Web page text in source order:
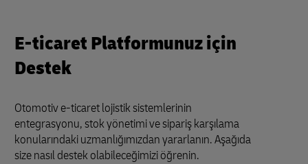
E-ticaret Platformunuz için
Destek
Otomotiv e-ticaret lojistik sistemlerinin
entegrasyonu, stok yönetimi ve sipariş karşılama
konularındaki uzmanlığımızdan yararlanın. Aşağıda
size nasıl destek olabileceğimizi öğrenin.